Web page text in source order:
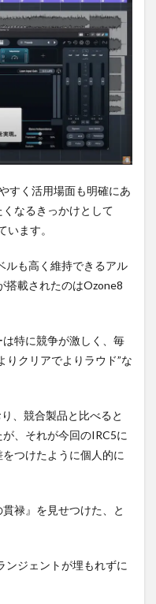
すく活用場面も明確にあ
なるきっかけとして
ます。
ルも高く維持できるアル
搭載されたのはOzone8
特に競争が激しく、毎
りクリアでよりラウド”な
、競合製品と比べると
、それが今回のIRC5に
つけたように個人的に
禄』を見せつけた、と
ンジェントが埋もれずに